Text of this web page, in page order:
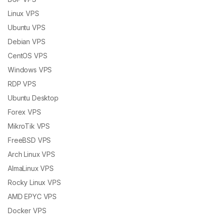
Linux VPS
Ubuntu VPS
Debian VPS
CentOS VPS
Windows VPS
RDP VPS
Ubuntu Desktop
Forex VPS
MikroTik VPS
FreeBSD VPS
Arch Linux VPS
AlmaLinux VPS
Rocky Linux VPS
AMD EPYC VPS
Docker VPS